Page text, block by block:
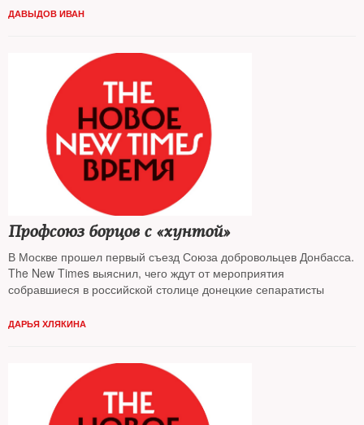
ДАВЫДОВ ИВАН
Профсоюз борцов с «хунтой»
В Москве прошел первый съезд Союза добровольцев Донбасса.
The New Times выяснил, чего ждут от мероприятия
собравшиеся в российской столице донецкие сепаратисты
ДАРЬЯ ХЛЯКИНА